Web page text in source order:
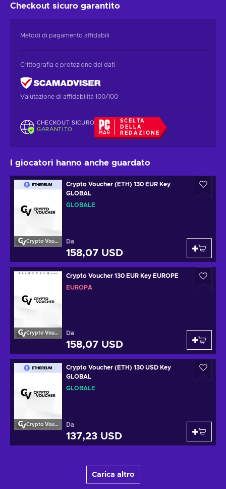
Checkout sicuro garantito
Metodi di pagamento affidabili
Crittografia e protezione dei dati
Valutazione di affidabilità 100/100
CHECKOUT SICURO
GARANTITO
SCELTA
DELLA
REDAZIONE
I giocatori hanno anche guardato
Crypto Voucher
Crypto Voucher (ETH) 130 EUR Key
GLOBAL
GLOBALE
Da
158,07 USD
Crypto Voucher
Crypto Voucher 130 EUR Key EUROPE
EUROPA
Da
158,07 USD
Crypto Voucher
Crypto Voucher (ETH) 130 USD Key
GLOBAL
GLOBALE
Da
137,23 USD
Carica altro